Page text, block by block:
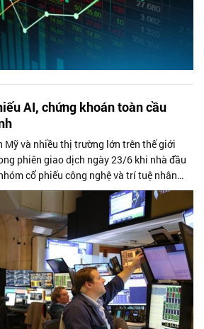
AI, chứng khoán toàn cầu
Mỹ và nhiều thị trường lớn trên thế giới
phiên giao dịch ngày 23/6 khi nhà đầu
cổ phiếu công nghệ và trí tuệ nhân